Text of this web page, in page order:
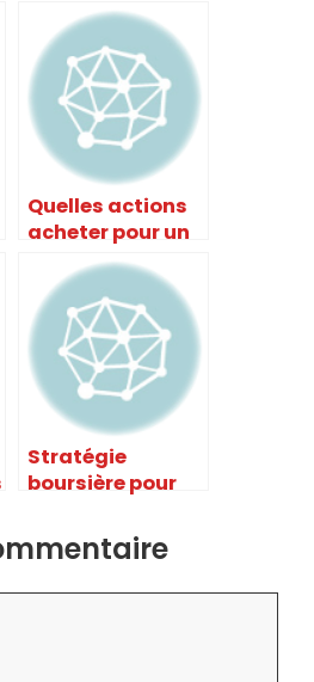
Quelles actions
acheter pour un
premier
investissement ?
Stratégie
boursière pour